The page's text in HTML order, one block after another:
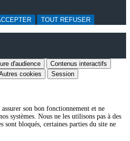
TOUT REFUSER
d'audience
Contenus interactifs
cookies Session
son bon fonctionnement et ne
systèmes. Nous ne les utilisons pas à des
sont bloqués, certaines parties du site ne